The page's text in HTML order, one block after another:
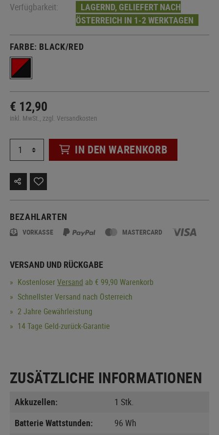
Verfügbarkeit:
LAGERND, GELIEFERT NACH
ÖSTERREICH IN 1-2 WERKTAGEN
FARBE: BLACK/RED
€ 12,90
inkl. MwSt., zzgl. Versandkosten
IN DEN WARENKORB
BEZAHLARTEN
VORKASSE MASTERCARD
VERSAND UND RÜCKGABE
KostenloserVersand ab € 99,90 Warenkorb
Schnellster Versand nach Österreich
2 Jahre Gewährleistung
14 Tage Geld-zurück-Garantie
ZUSÄTZLICHE INFORMATIONEN
Akkuzellen:
1 Stk.
Batterie Wattstunden:
96 Wh